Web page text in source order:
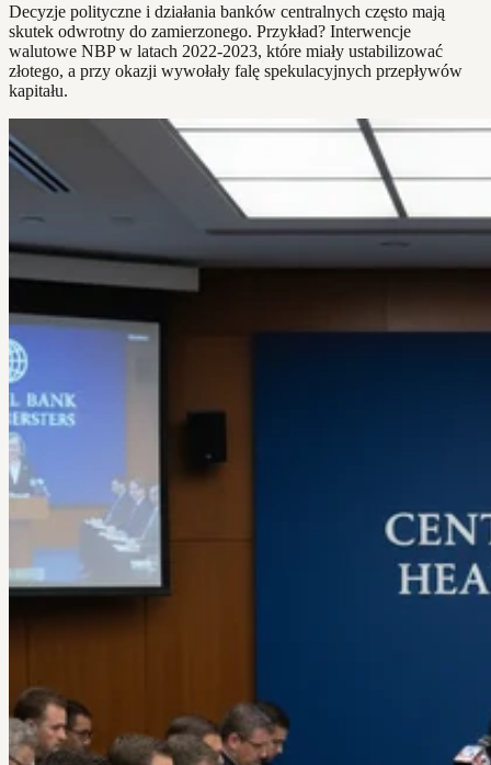
Decyzje polityczne i działania banków centralnych często mają
skutek odwrotny do zamierzonego. Przykład? Interwencje
walutowe NBP w latach 2022-2023, które miały ustabilizować
złotego, a przy okazji wywołały falę spekulacyjnych przepływów
kapitału.